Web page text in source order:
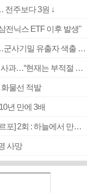
전주보다 3원 ↓
전닉스 ETF 이후 발생"
‘탄약 부족 사태’ 보도에 격노한 트럼프…군사기밀 유출자 색출 지시
[속보] ‘심판 성접대’ 논란 축구협회 공식 사과…“현재는 부적절 행위 없어”
물선 적발
년 만에 3배
[2026 부산청소년극지체험탐험대 현장르포] 2회 : 하늘에서 만난 얼음의 나라
사망